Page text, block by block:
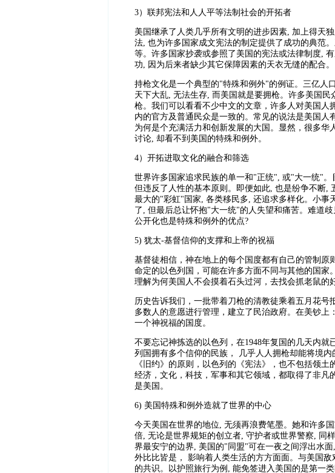
3）联邦宪法和人人平等法制社会的开拓者
美国继承了人类几乎所有文明的进步因素, 加上得天
法, 也为许多国家成文宪法的制定提供了成功的典范
等。许多国家抄袭或参照了美国的宪法或法律制度,
功, 因为后来者缺少其它保障因素的天衣无缝的配合。
持枪文化是一个典型的"特殊和例外"的例证。三亿人
天下大乱, 无法生存, 而美国就是要拥枪。许多美国
枪。我们可以看看不少中文的文章，许多人对美国人
内的官方及普通民众是一致的。常见的说法是美国人
为何是个充满活力和创新发展的大国。显然，很多华
讨论, 却看不到美国的特殊和例外。
4）开拓进取文化的融合和筛选
世界许多国家追求民族的单一和"正统", 或"大一统"。
但违反了人性的基本原则。即便如此, 也是纷争不断,
最大的"彩虹"国家, 各类移民多, 还追求多样化。小事
了, 但最后总让怀抱"大一统"的人失望和痛苦。难道
公开化也是特殊和例外的优点?
5) 犹太-基督信仰的支撑和上帝的祝福
基督徒相信，神在地上的每个国度都有自己的管制原
命定的以色列国，可能在许多方面不同与其他的国家
理解为何美国人不会摸着石头过河，去找会抓老鼠的
历史告诉我们，一批带着刀枪的清教徒乘着五月花号
多数人的意愿进行管理，建立了民治政府。在美钞上
一个神祝福的国度。
不要忘记神拣选的以色列，在1948年复国的几天内
列国拥有多个信仰的民族， 几乎人人拥枪却能将境内
《旧约》的原则，以色列的《宪法》，也不包括领
经济，文化，科技，军事和其它领域，都取得了非凡
是美国。
6) 美国特殊和例外造就了世界的中心
今天美国在世界的地位, 无须再浪费笔墨。她和许多
倍, 无论是世界规矩的创立者, 守护者或世界警察, 同
界最安宁的边界, 美国的"同盟"可在一夜之间浮出水
外比比皆是， 影响着人类生活的方方面面。与美国
的共识。以护照旅行为例, 能免签进入美国的是第一